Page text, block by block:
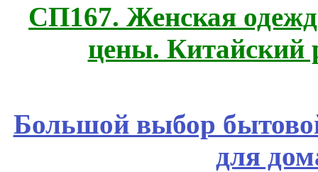
СП167. Женская
цены. Китайский
Большой выбор
для